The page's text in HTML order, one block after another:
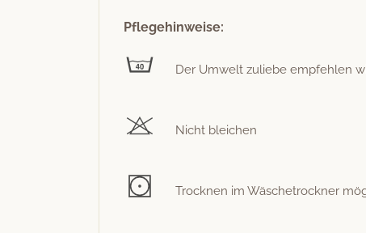
Pflegehinweise:
Der Umwelt zuliebe empfehlen
Nicht bleichen
Trock­nen im Wäschetrock­n­er